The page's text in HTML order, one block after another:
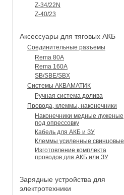
Z-34/22N
Z-40/23
Аксессуары для тяговых АКБ
Соединительные разъемы
Rema 80A
Rema 160A
SB/SBE/SBX
Системы АКВАМАТИК
Ручная система долива
Провода, клеммы, наконечники
Наконечники медные луженые
под опрессовку
Кабель для АКБ и ЗУ
Клеммы усиленные свинцовые
Изготовление комплекта
проводов для АКБ или ЗУ
Зарядные устройства для
электротехники